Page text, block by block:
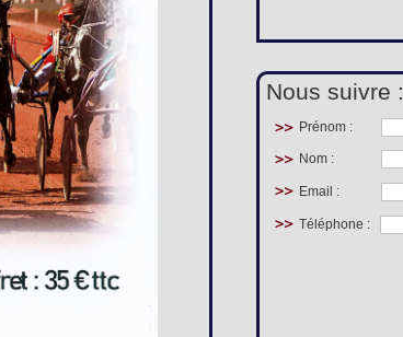
Nous suivre :
Prénom :
Nom :
Email :
Téléphone :